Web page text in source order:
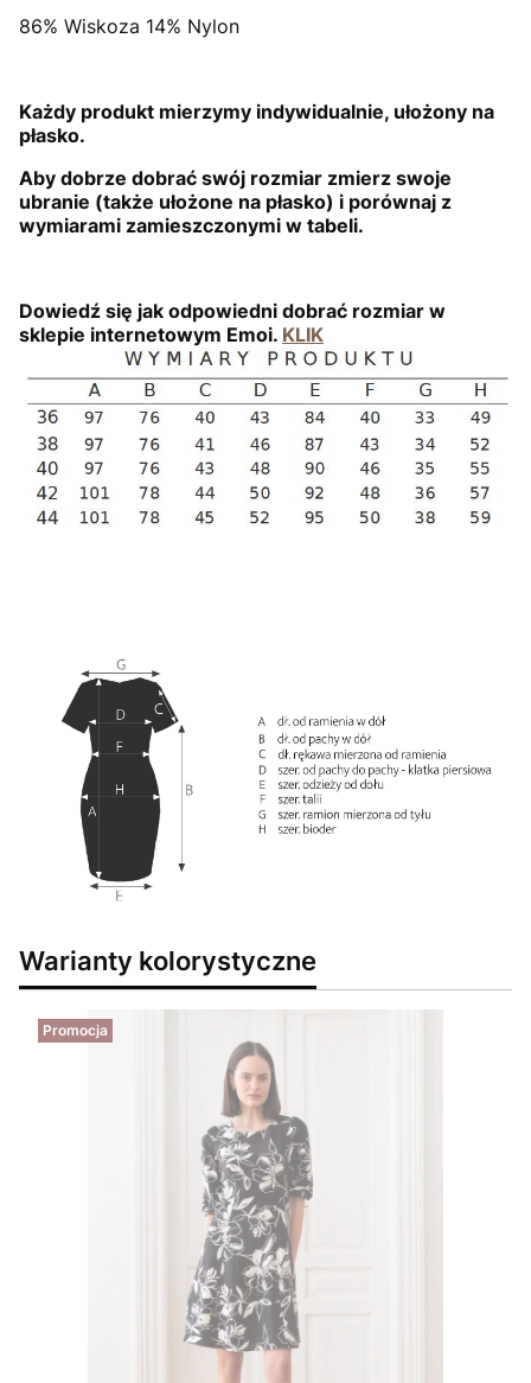
86% Wiskoza 14% Nylon
Każdy produkt mierzymy indywidualnie, ułożony na
płasko.
Aby dobrze dobrać swój rozmiar zmierz swoje
ubranie (także ułożone na płasko) i porównaj z
wymiarami zamieszczonymi w tabeli.
Dowiedź się jak odpowiedni dobrać rozmiar w
sklepie internetowym Emoi. KLIK
Warianty kolorystyczne
Promocja